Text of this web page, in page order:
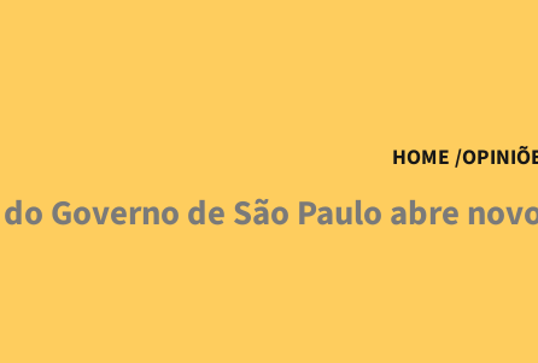
HOME /
Governo de São Paulo abre